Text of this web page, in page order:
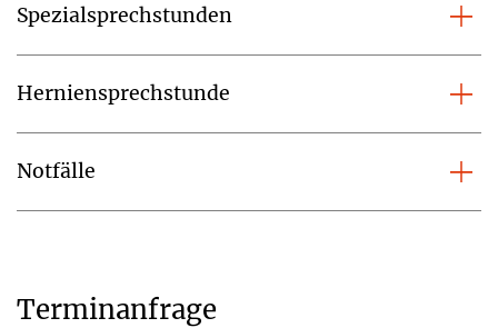
Spezialsprechstunden
Herniensprechstunde
Notfälle
Terminanfrage